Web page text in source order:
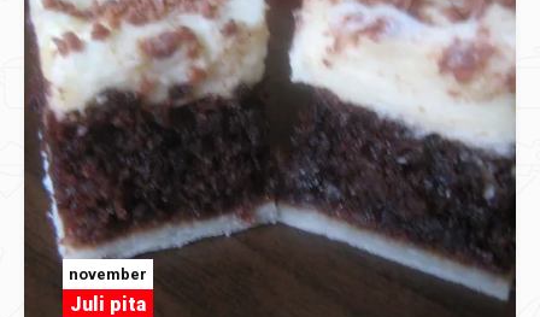
november
Juli pita